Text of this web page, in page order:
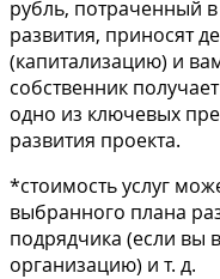
рубль, потраченный
развития, приносят
(капитализацию) и
собственник
одно из ключевых
развития проекта.
*стоимость услуг
выбранного плана
подрядчика (если вы
организацию) и т. д.